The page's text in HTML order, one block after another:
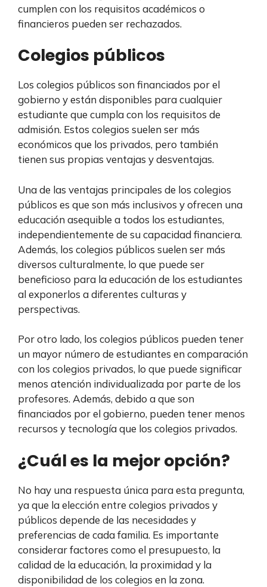
cumplen con los requisitos académicos o
financieros pueden ser rechazados.
Colegios públicos
Los colegios públicos son financiados por el
gobierno y están disponibles para cualquier
estudiante que cumpla con los requisitos de
admisión. Estos colegios suelen ser más
económicos que los privados, pero también
tienen sus propias ventajas y desventajas.
Una de las ventajas principales de los colegios
públicos es que son más inclusivos y ofrecen una
educación asequible a todos los estudiantes,
independientemente de su capacidad financiera.
Además, los colegios públicos suelen ser más
diversos culturalmente, lo que puede ser
beneficioso para la educación de los estudiantes
al exponerlos a diferentes culturas y
perspectivas.
Por otro lado, los colegios públicos pueden tener
un mayor número de estudiantes en comparación
con los colegios privados, lo que puede significar
menos atención individualizada por parte de los
profesores. Además, debido a que son
financiados por el gobierno, pueden tener menos
recursos y tecnología que los colegios privados.
¿Cuál es la mejor opción?
No hay una respuesta única para esta pregunta,
ya que la elección entre colegios privados y
públicos depende de las necesidades y
preferencias de cada familia. Es importante
considerar factores como el presupuesto, la
calidad de la educación, la proximidad y la
disponibilidad de los colegios en la zona.